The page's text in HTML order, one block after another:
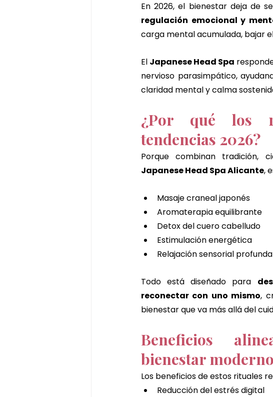
En 2026, el bienestar deja de
regulación emocional y
carga mental acumulada, bajar
El Japanese Head Spa
nervioso parasimpático,
claridad mental y calma
¿Por qué los
tendencias 2026?
Japanese Head Spa Alicante,
Masaje craneal japonés
Aromaterapia equilibrante
Detox del cuero cabelludo
Estimulación energética
Relajación sensorial profunda
Todo está diseñado para
reconectar con uno mismo,
bienestar que va más allá del
Beneficios
bienestar moderno
Los beneficios de estos rituales
Reducción del estrés digital